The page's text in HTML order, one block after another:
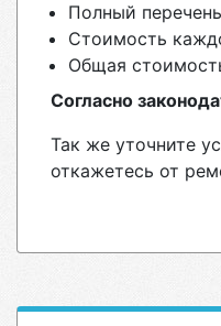
Полный
Стоимость
Общая
Согласно
Так же уточните
откажетесь от